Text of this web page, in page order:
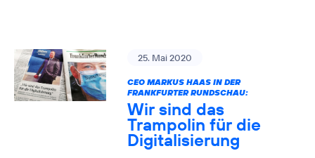
25. Mai 2020
CEO MARKUS HAAS IN DER
FRANKFURTER RUNDSCHAU:
Wir sind das
Trampolin für die
Digitalisierung